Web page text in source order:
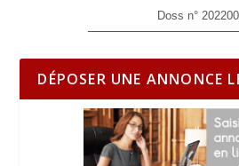
Doss n°
DÉPOSER UNE ANNONCE